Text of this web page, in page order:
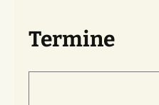
Termine